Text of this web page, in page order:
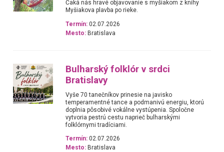
Čaká nás hravé objavovanie s myšiakom z knihy
Myšiakova plavba po rieke.
Termín: 02.07.2026
Mesto: Bratislava
Bulharský folklór v srdci
Bratislavy
Vyše 70 tanečníkov prinesie na javisko
temperamentné tance a podmanivú energiu, ktorú
doplnia pôsobivé vokálne vystúpenia. Spoločne
vytvoria pestrú cestu naprieč bulharskými
folklórnymi tradíciami.
Termín: 02.07.2026
Mesto: Bratislava